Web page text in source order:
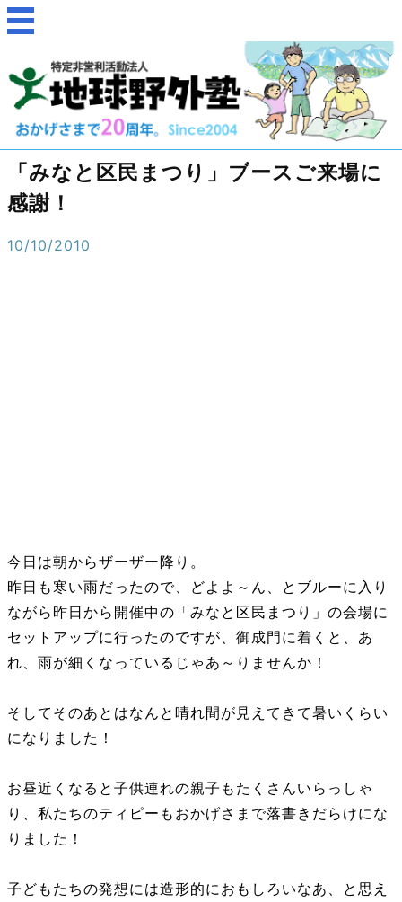
「みなと区民まつり」ブースご来場に
感謝！
10/10/2010
今日は朝からザーザー降り。
昨日も寒い雨だったので、どよよ～ん、とブルーに入り
ながら昨日から開催中の「みなと区民まつり」の会場に
セットアップに行ったのですが、御成門に着くと、あ
れ、雨が細くなっているじゃあ～りませんか！
そしてそのあとはなんと晴れ間が見えてきて暑いくらい
になりました！
お昼近くなると子供連れの親子もたくさんいらっしゃ
り、私たちのティピーもおかげさまで落書きだらけにな
りました！
子どもたちの発想には造形的におもしろいなあ、と思え